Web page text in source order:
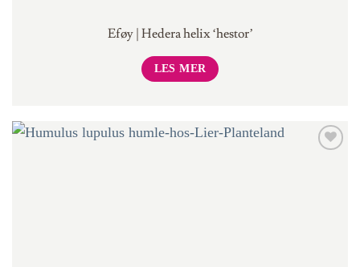
Eføy | Hedera helix ‘hestor’
LES MER